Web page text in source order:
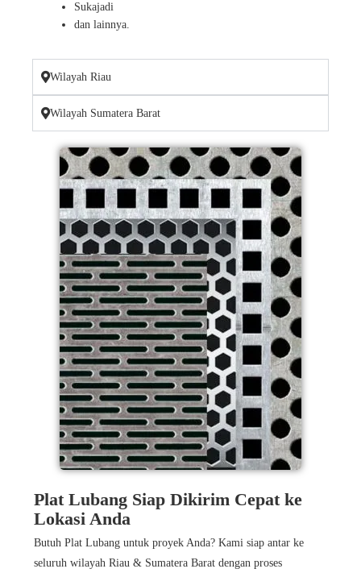
Sukajadi
dan lainnya.
Wilayah Riau
Wilayah Sumatera Barat
Plat Lubang Siap Dikirim Cepat ke
Lokasi Anda
Butuh Plat Lubang untuk proyek Anda? Kami siap antar ke
seluruh wilayah Riau & Sumatera Barat dengan proses